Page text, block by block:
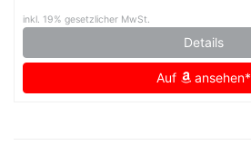
inkl. 19% gesetzlicher MwSt.
Details
Auf ansehen*